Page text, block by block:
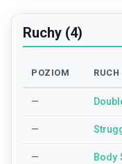
Ruchy (4)
POZIOM RUCH
—
—
— Body